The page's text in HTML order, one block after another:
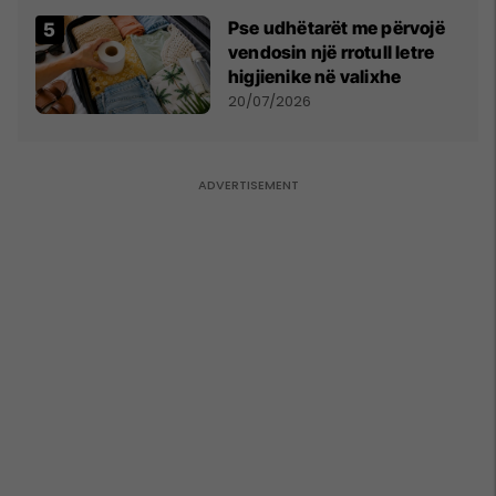
Pse udhëtarët me përvojë
vendosin një rrotull letre
higjienike në valixhe
20/07/2026